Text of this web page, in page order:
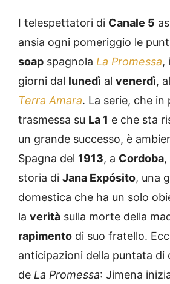
I telespettatori di Canale 5
ansia ogni pomeriggio le
soap spagnola La Promessa,
giorni dal lunedì al venerdì,
Terra Amara. La serie, che in
trasmessa su La 1 e che sta
un grande successo, è
Spagna del 1913, a Cordoba,
storia di Jana Expósito, una
domestica che ha un solo
la verità sulla morte della
rapimento di suo fratello.
anticipazioni della puntata di
de La Promessa: Jimena